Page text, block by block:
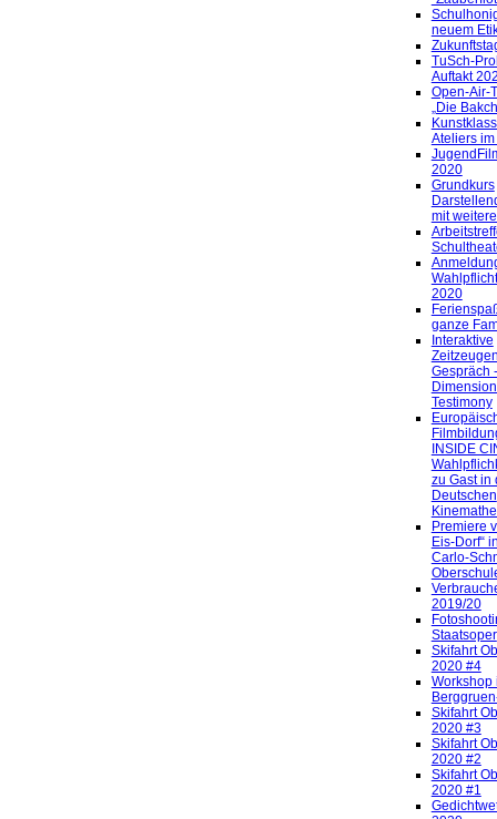
neuem
TuSch-
Auftakt
Open-Air-
„Die
Ateliers
2020
Grundkurs
mit
2020
ganze
Interaktive
Gespräch -
Testimony
INSIDE
zu Gast in
Deutschen
Premiere
Eis-Dorf“
Carlo-
2019/20
Staatsoper
Skifahrt
2020 #4
Workshop
Skifahrt
2020 #3
Skifahrt
2020 #2
Skifahrt
2020 #1